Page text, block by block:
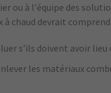
ou à l’équipe des
chaud devrait
s’ils doivent avoir lieu
les matériaux